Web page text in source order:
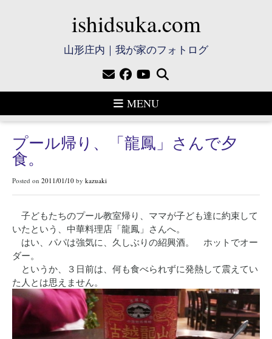
ishidsuka.com
山形庄内｜我が家のフォトログ
MENU
プール帰り、「龍鳳」さんで夕
食。
Posted on 2011/01/10 by kazuaki
子どもたちのプール教室帰り、ママが子ども達に約束して
いたという、中華料理店「龍鳳」さんへ。
はい、パパは強気に、久しぶりの紹興酒。 ホットでオー
ダー。
というか、３日前は、何も食べられずに発熱して震えてい
た人とは思えません。